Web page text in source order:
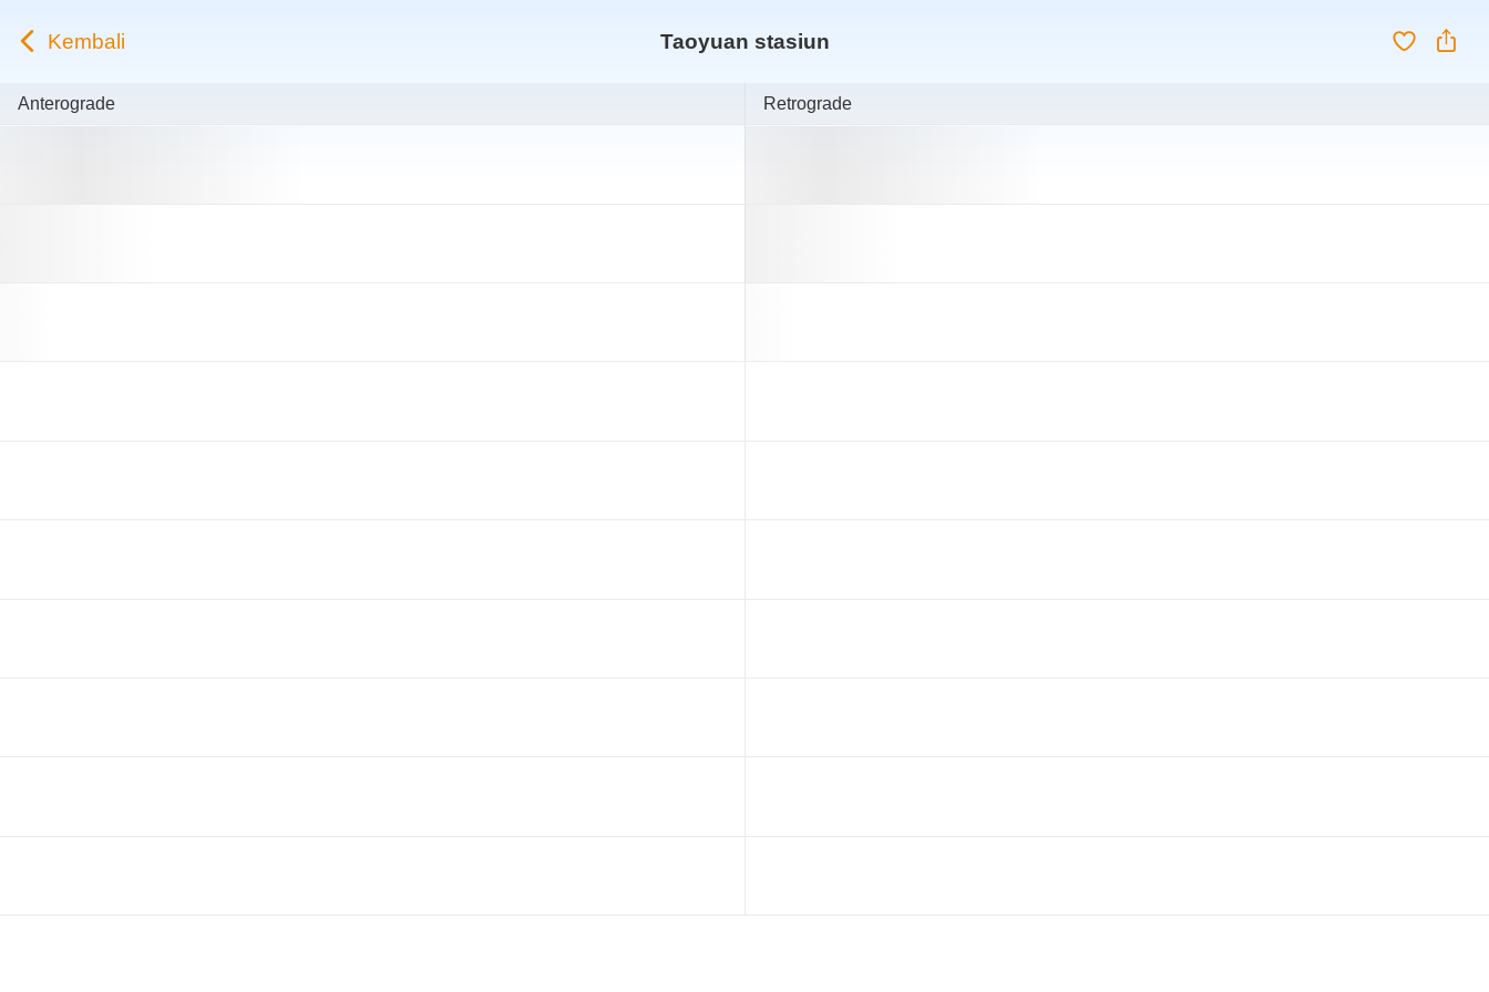
Kembali Taoyuan stasiun
Anterograde Retrograde